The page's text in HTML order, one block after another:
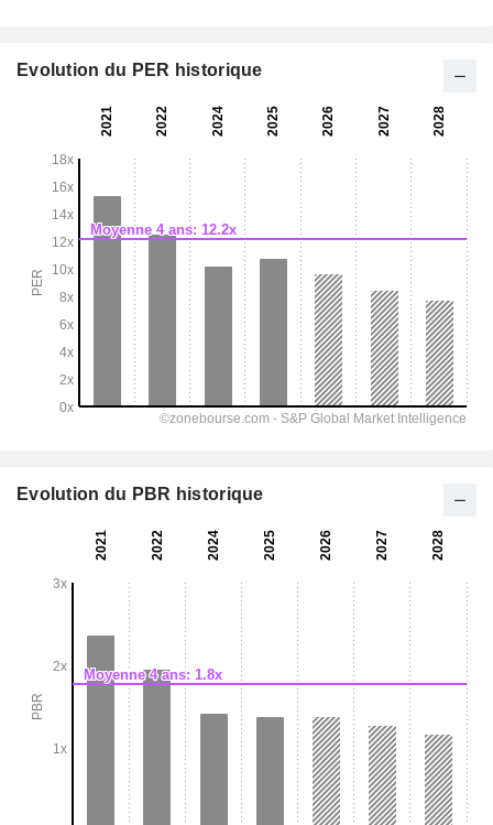
Evolution du PER historique
Evolution du PBR historique